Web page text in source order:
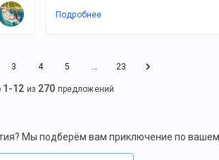
Подробнее
3 4 5 23
1 -12 из 270 предложений
Мы подберём вам приключение по